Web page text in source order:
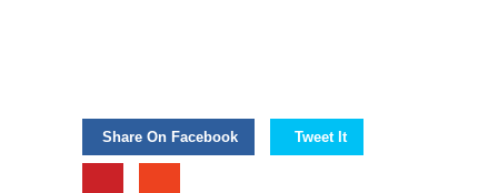
Share On Facebook Tweet It